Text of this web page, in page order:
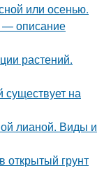
или осенью.
описание
растений.
существует на
лианой. Виды и
открытый грунт